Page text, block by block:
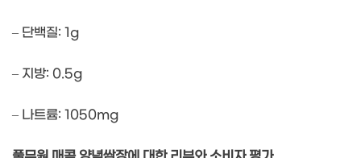
– 단백질: 1g
– 지방: 0.5g
– 나트륨: 1050mg